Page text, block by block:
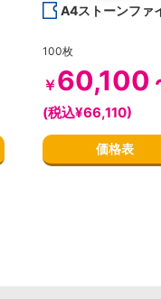
A4ストーンファ
100枚
￥60,100
(税込¥66,110)
価格表